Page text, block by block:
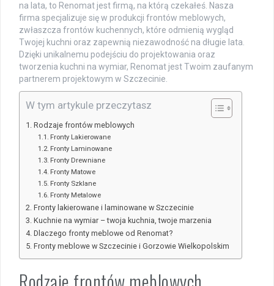
na lata, to Renomat jest firmą, na którą czekałeś. Nasza
firma specjalizuje się w produkcji frontów meblowych,
zwłaszcza frontów kuchennych, które odmienią wygląd
Twojej kuchni oraz zapewnią niezawodność na długie lata.
Dzięki unikalnemu podejściu do projektowania oraz
tworzenia kuchni na wymiar, Renomat jest Twoim zaufanym
partnerem projektowym w Szczecinie.
W tym artykule przeczytasz
Rodzaje frontów meblowych
Fronty Lakierowane
Fronty Laminowane
Fronty Drewniane
Fronty Matowe
Fronty Szklane
Fronty Metalowe
Fronty lakierowane i laminowane w Szczecinie
Kuchnie na wymiar – twoja kuchnia, twoje marzenia
Dlaczego fronty meblowe od Renomat?
Fronty meblowe w Szczecinie i Gorzowie Wielkopolskim